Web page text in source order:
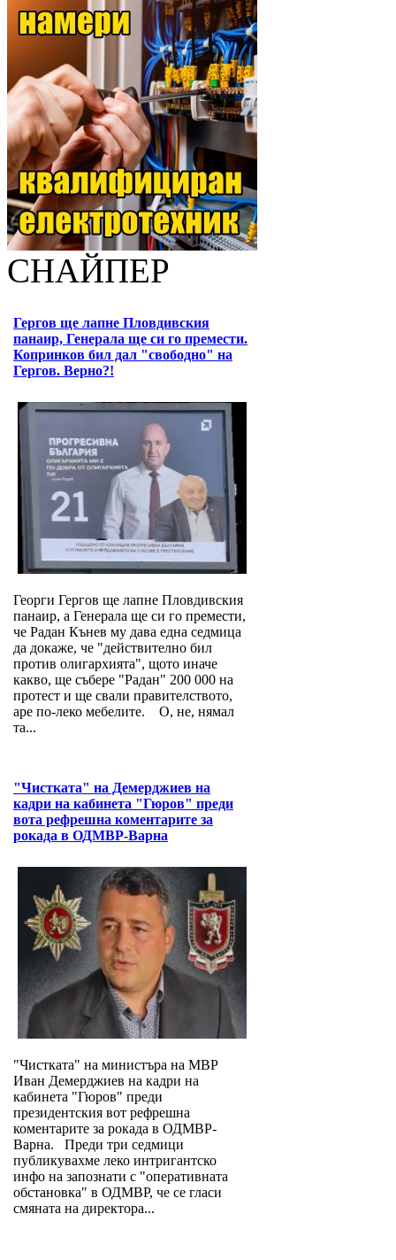
СНАЙПЕР
Гергов ще лапне Пловдивския
панаир, Генерала ще си го премести.
Копринков бил дал "свободно" на
Гергов. Верно?!
Георги Гергов ще лапне Пловдивския
панаир, а Генерала ще си го премести,
че Радан Кънев му дава една седмица
да докаже, че "действително бил
против олигархията", щото иначе
какво, ще събере "Радан" 200 000 на
протест и ще свали правителството,
аре по-леко мебелите. О, не, нямал
та...
"Чистката" на Демерджиев на
кадри на кабинета "Гюров" преди
вота рефрешна коментарите за
рокада в ОДМВР-Варна
"Чистката" на министъра на МВР
Иван Демерджиев на кадри на
кабинета "Гюров" преди
президентския вот рефрешна
коментарите за рокада в ОДМВР-
Варна. Преди три седмици
публикувахме леко интригантско
инфо на запознати с "оперативната
обстановка" в ОДМВР, че се гласи
смяната на директора...